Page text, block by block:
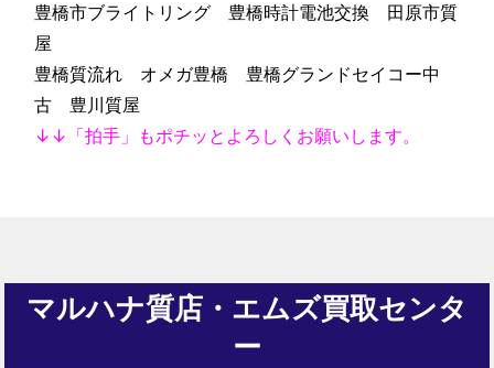
豊橋市ブライトリング 豊橋時計電池交換 田原市質
屋
豊橋質流れ オメガ豊橋 豊橋グランドセイコー中
古 豊川質屋
↓↓「拍手」もポチッとよろしくお願いします。
マルハナ質店・エムズ買取センタ
ー